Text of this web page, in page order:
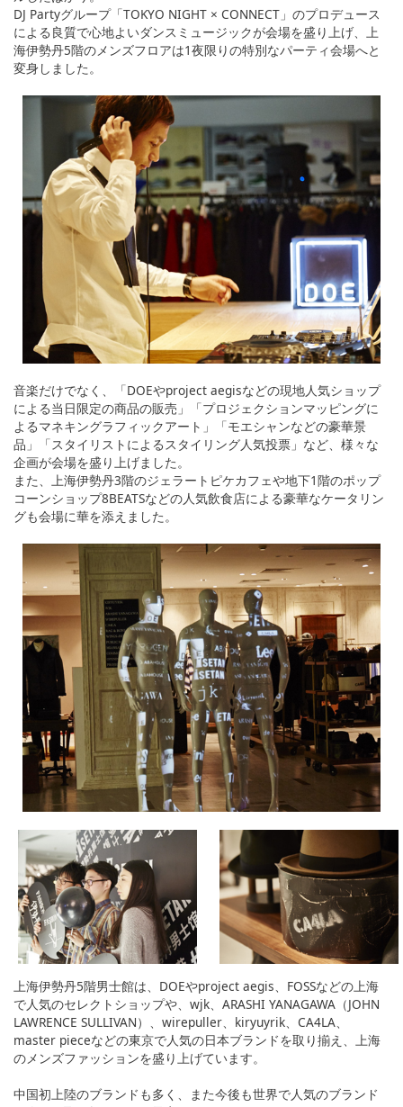
DJ Partyグループ「TOKYO NIGHT × CONNECT」のプロデュース
による良質で心地よいダンスミュージックが会場を盛り上げ、上
海伊勢丹5階のメンズフロアは1夜限りの特別なパーティ会場へと
変身しました。
音楽だけでなく、「DOEやproject aegisなどの現地人気ショップ
による当日限定の商品の販売」「プロジェクションマッピングに
よるマネキングラフィックアート」「モエシャンなどの豪華景
品」「スタイリストによるスタイリング人気投票」など、様々な
企画が会場を盛り上げました。
また、上海伊勢丹3階のジェラートピケカフェや地下1階のポップ
コーンショップ8BEATSなどの人気飲食店による豪華なケータリン
グも会場に華を添えました。
上海伊勢丹5階男士館は、DOEやproject aegis、FOSSなどの上海
で人気のセレクトショップや、wjk、ARASHI YANAGAWA（JOHN
LAWRENCE SULLIVAN）、wirepuller、kiryuyrik、CA4LA、
master pieceなどの東京で人気の日本ブランドを取り揃え、上海
のメンズファッションを盛り上げています。
中国初上陸のブランドも多く、また今後も世界で人気のブランド